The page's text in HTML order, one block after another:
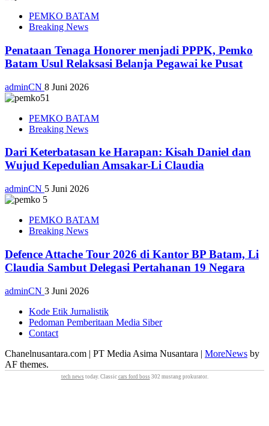
PEMKO BATAM
Breaking News
Penataan Tenaga Honorer menjadi PPPK, Pemko
Batam Usul Relaksasi Belanja Pegawai ke Pusat
adminCN 8 Juni 2026
PEMKO BATAM
Breaking News
Dari Keterbatasan ke Harapan: Kisah Daniel dan
Wujud Kepedulian Amsakar-Li Claudia
adminCN 5 Juni 2026
PEMKO BATAM
Breaking News
Defence Attache Tour 2026 di Kantor BP Batam, Li
Claudia Sambut Delegasi Pertahanan 19 Negara
adminCN 3 Juni 2026
Kode Etik Jurnalistik
Pedoman Pemberitaan Media Siber
Contact
Chanelnusantara.com | PT Media Asima Nusantara | MoreNews by
AF themes.
tech news today. Classic cars ford boss 302 mustang prokurator.